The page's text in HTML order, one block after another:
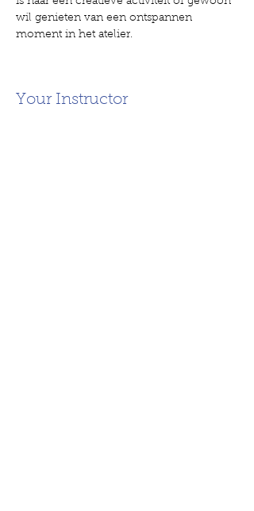
wil genieten van een ontspannen
moment in het atelier.
Your Instructor